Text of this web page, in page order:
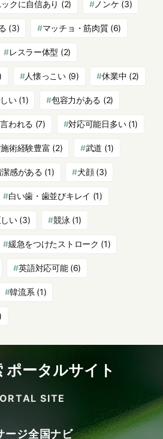
クに自信あり (2) ノンケ (3)
(3) マッチョ・筋肉質(6)
レスラー体型 (2)
人懐っこい(9) 休業中 (2)
い(1) 包容力がある (2)
われる (7) 対応可能日多い(1)
施術経験豊富 (2) 武道 (1)
感がある (1) 犬顔(3)
白い歯・歯並びキレイ (1)
い(3) 競泳 (1)
緩急をつけたストローク (1)
英語対応可能(6)
韓流系 (1)
ポータルサイト
SITE
ージ全国ナビ